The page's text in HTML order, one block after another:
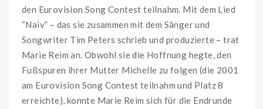
den Eurovision Song Contest teilnahm. Mit dem Lied
“Naiv” – das sie zusammen mit dem Sänger und
Songwriter Tim Peters schrieb und produzierte – trat
Marie Reim an. Obwohl sie die Hoffnung hegte, den
Fußspuren ihrer Mutter Michelle zu folgen (die 2001
am Eurovision Song Contest teilnahm und Platz 8
erreichte), konnte Marie Reim sich für die Endrunde